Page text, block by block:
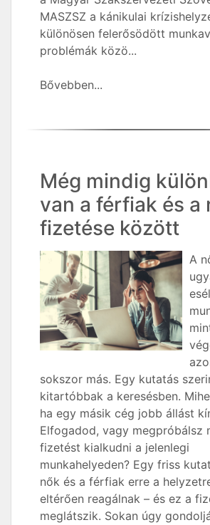
MASZSZ a kánikulai
különösen felerősödött
problémák közö...
Bővebben...
Még mindig
van a férfiak és a
fizetése között
A
sokszor más. Egy kutatás
kitartóbbak a keresésben.
ha egy másik cég jobb állást
Elfogadod, vagy megpróbálsz
fizetést kialkudni a jelenlegi
munkahelyeden? Egy friss
nők és a férfiak erre a
eltérően reagálnak – és ez a
meglátszik. Sokan úgy